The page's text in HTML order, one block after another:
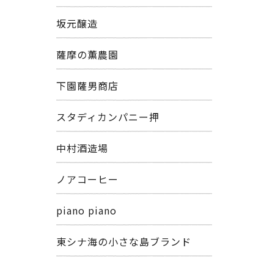
坂元醸造
薩摩の薫農園
下園薩男商店
スタディカンパニー押
中村酒造場
ノアコーヒー
piano piano
東シナ海の小さな島ブランド